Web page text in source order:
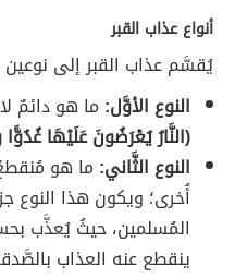
أنواع عذاب القبر
يُقسَّم عذاب القبر إلى
النوع الأوَّل: ما هو دائمٌ
(النَّارُ يُعْرَضُونَ عَلَيْهَا
النوع الثَّاني: ما هو
أُخرى؛ ويكون هذا النوع
المُسلمين، حيثُ يُعذَّب
ينقطع عنه العذاب